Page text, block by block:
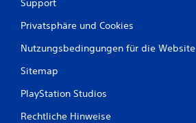
Support
Privatsphäre und Cookies
Nutzungsbedingungen für die Website
Sitemap
PlayStation Studios
Rechtliche Hinweise